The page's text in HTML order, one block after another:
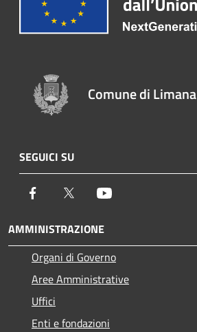
Comune di Limana
SEGUICI SU
Facebook Twitter
AMMINISTRAZIONE
Organi di Governo
Aree Amministrative
Uffici
Enti e fondazioni